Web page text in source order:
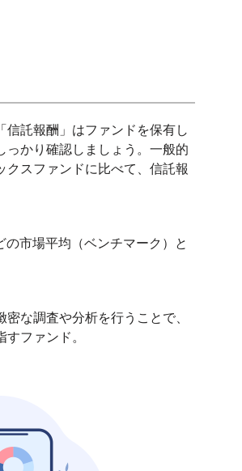
託報酬」はファンドを保有し
かり確認しましょう。一般的
スファンドに比べて、信託報
の市場平均（ベンチマーク）と
な調査や分析を行うことで、
ファンド。